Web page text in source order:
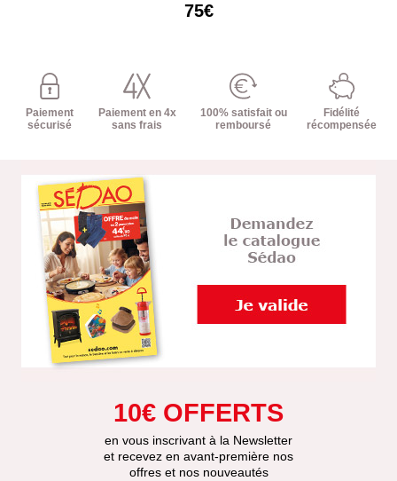
75€
Paiement
sécurisé
Paiement en 4x
sans frais
100% satisfait ou
remboursé
Fidélité
récompensée
10€ OFFERTS
en vous inscrivant à la Newsletter
et recevez en avant-première nos
offres et nos nouveautés